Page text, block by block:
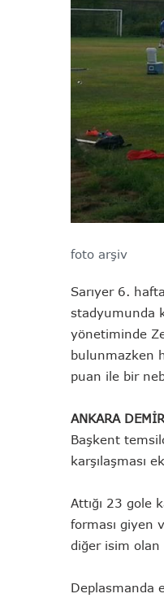
foto arşiv
Sarıyer 6.
stadyumunda
yönetiminde
bulunmazken
puan ile bir
ANKARA
Başkent
karşılaşması
Attığı 23 gole
forması giyen
diğer isim olan
Deplasmanda